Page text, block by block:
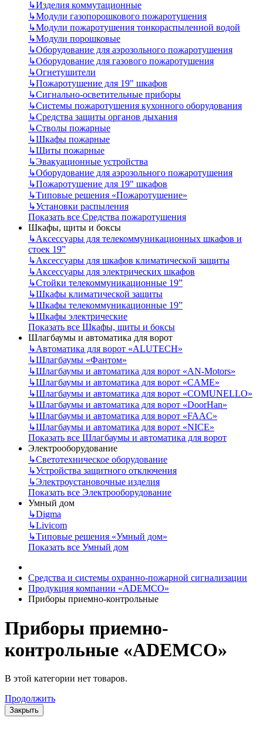
↳Изделия коммутационные
↳Модули газопорошкового пожаротушения
↳Модули пожаротушения тонкораспыленной водой
↳Модули порошковые
↳Оборудование для аэрозольного пожаротушения
↳Оборудование для газового пожаротушения
↳Огнетушители
↳Пожаротушение для 19" шкафов
↳Сигнально-осветительные приборы
↳Системы пожаротушения кухонного оборудования
↳Средства защиты органов дыхания
↳Стволы пожарные
↳Шкафы пожарные
↳Щиты пожарные
↳Эвакуационные устройства
↳Оборудование для аэрозольного пожаротушения
↳Пожаротушение для 19" шкафов
↳Типовые решения «Пожаротушение»
↳Установки распыления
Показать все Средства пожаротушения
Шкафы, щиты и боксы
↳Аксессуары для телекоммуникационных шкафов и
стоек 19”
↳Аксессуары для шкафов климатической защиты
↳Аксессуары для электрических шкафов
↳Стойки телекоммуникационные 19”
↳Шкафы климатической защиты
↳Шкафы телекоммуникационные 19”
↳Шкафы электрические
Показать все Шкафы, щиты и боксы
Шлагбаумы и автоматика для ворот
↳Автоматика для ворот «ALUTECH»
↳Шлагбаумы «Фантом»
↳Шлагбаумы и автоматика для ворот «AN-Motors»
↳Шлагбаумы и автоматика для ворот «CAME»
↳Шлагбаумы и автоматика для ворот «COMUNELLO»
↳Шлагбаумы и автоматика для ворот «DoorHan»
↳Шлагбаумы и автоматика для ворот «FAAC»
↳Шлагбаумы и автоматика для ворот «NICE»
Показать все Шлагбаумы и автоматика для ворот
Электрооборудование
↳Светотехническое оборудование
↳Устройства защитного отключения
↳Электроустановочные изделия
Показать все Электрооборудование
Умный дом
↳Digma
↳Livicom
↳Типовые решения «Умный дом»
Показать все Умный дом
Средства и системы охранно-пожарной сигнализации
Продукция компании «ADEMCO»
Приборы приемно-контрольные
Приборы приемно-
контрольные «ADEMCO»
В этой категории нет товаров.
Продолжить
Закрыть